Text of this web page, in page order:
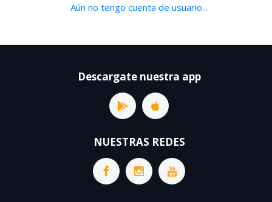
Aún no tengo cuenta de usuario...
Descargate nuestra app
NUESTRAS REDES